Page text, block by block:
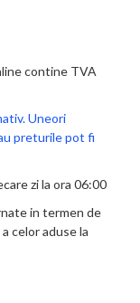
contine TVA
Uneori
preturile pot fi
zi la ora 06:00
in termen de
celor aduse la